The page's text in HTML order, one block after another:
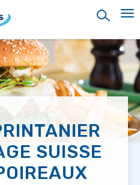
SUISSE